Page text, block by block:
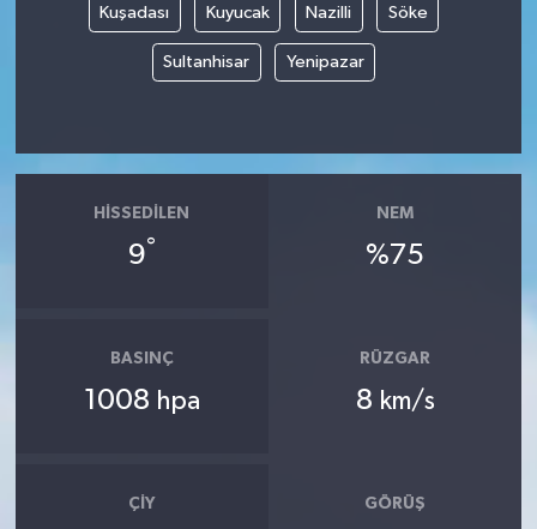
Kuşadası Kuyucak Nazilli Söke
Sultanhisar Yenipazar
HISSEDILEN
9°
NEM
%75
BASINÇ
1008 hpa
RÜZGAR
8 km/s
ÇIY GÖRÜŞ